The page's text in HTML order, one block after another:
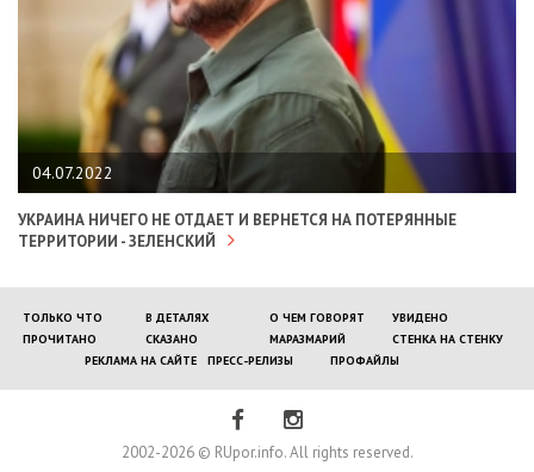
04.07.2022
УКРАИНА НИЧЕГО НЕ ОТДАЕТ И ВЕРНЕТСЯ НА ПОТЕРЯННЫЕ
ТЕРРИТОРИИ - ЗЕЛЕНСКИЙ
ТОЛЬКО ЧТО В ДЕТАЛЯХ О ЧЕМ ГОВОРЯТ
УВИДЕНО
ПРОЧИТАНО
СКАЗАНО МАРАЗМАРИЙ
СТЕНКА НА СТЕНКУ
РЕКЛАМА НА САЙТЕ
ПРЕСС-РЕЛИЗЫ ПРОФАЙЛЫ
2002-2026 © RUpor.info. All rights reserved.